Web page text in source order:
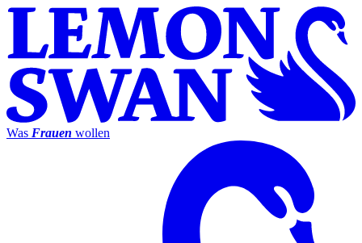
Was Frauen wollen